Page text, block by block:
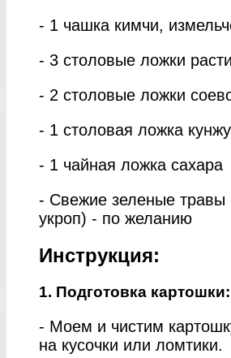
- 1 чашка кимчи,
- 3 столовые ложки
- 2 столовые ложки
- 1 столовая ложка
- 1 чайная ложка сахара
- Свежие зеленые травы
укроп) - по желанию
Инструкция:
1. Подготовка картошки:
- Моем и чистим
на кусочки или ломтики.